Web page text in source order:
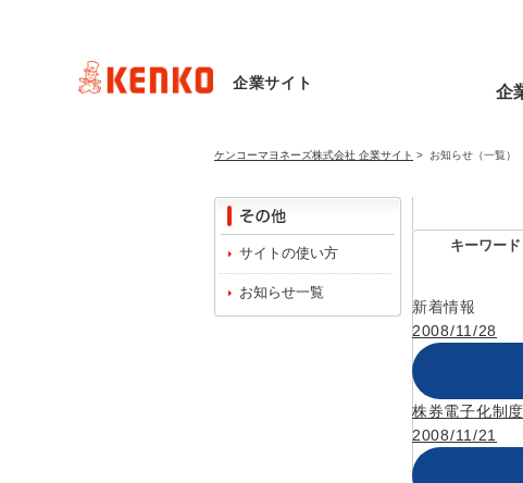
企業サイト 企
ケンコーマヨネーズ株式会社 企業サイト > お知らせ（一覧）
キーワード
新着情報
2008/11/28
株券電子化制
2008/11/21
サイトの使い方
お知らせ一覧